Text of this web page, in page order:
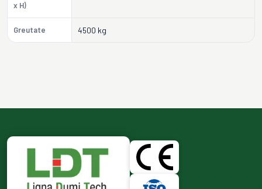
x H)
Greutate 4500 kg